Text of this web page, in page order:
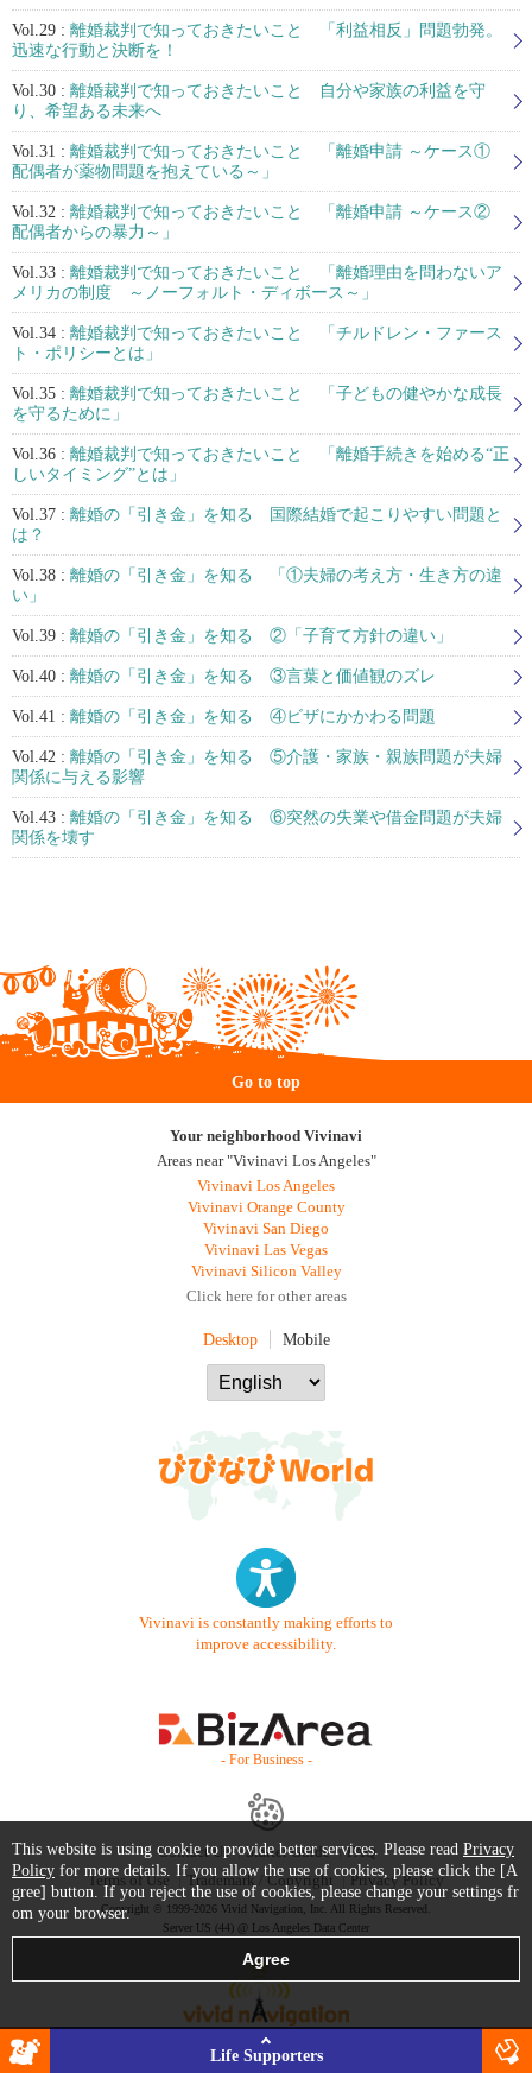
Vol.29 : 離婚裁判で知っておきたいこと 「利益相反」問題勃発。
迅速な行動と決断を！
Vol.30 : 離婚裁判で知っておきたいこと 自分や家族の利益を守
り、希望ある未来へ
Vol.31 : 離婚裁判で知っておきたいこと 「離婚申請 ～ケース①
配偶者が薬物問題を抱えている～」
Vol.32 : 離婚裁判で知っておきたいこと 「離婚申請 ～ケース②
配偶者からの暴力～」
Vol.33 : 離婚裁判で知っておきたいこと 「離婚理由を問わないア
メリカの制度 ～ノーフォルト・ディボース～」
Vol.34 : 離婚裁判で知っておきたいこと 「チルドレン・ファース
ト・ポリシーとは」
Vol.35 : 離婚裁判で知っておきたいこと 「子どもの健やかな成長
を守るために」
Vol.36 : 離婚裁判で知っておきたいこと 「離婚手続きを始める“正
しいタイミング”とは」
Vol.37 : 離婚の「引き金」を知る 国際結婚で起こりやすい問題と
は？
Vol.38 : 離婚の「引き金」を知る 「①夫婦の考え方・生き方の違
い」
Vol.39 : 離婚の「引き金」を知る ②「子育て方針の違い」
Vol.40 : 離婚の「引き金」を知る ③言葉と価値観のズレ
Vol.41 : 離婚の「引き金」を知る ④ビザにかかわる問題
Vol.42 : 離婚の「引き金」を知る ⑤介護・家族・親族問題が夫婦
関係に与える影響
Vol.43 : 離婚の「引き金」を知る ⑥突然の失業や借金問題が夫婦
関係を壊す
Go to top
Your neighborhood Vivinavi
Areas near "Vivinavi Los Angeles"
Vivinavi Los Angeles
Vivinavi Orange County
Vivinavi San Diego
Vivinavi Las Vegas
Vivinavi Silicon Valley
Click here for other areas
Desktop Mobile
Vivinavi is constantly making efforts to
improve accessibility.
- For Business -
Contact Us Starter Guide
FAQ
Terms of Use
Trademark / Copyright Privacy Policy
Copyright © 1999-2026 Vivid Navigation, Inc. All Rights Reserved.
Server US (44) @ Los Angeles Data Center
Life Supporters
This website is using cookie to provide better services. Please read Privacy
Policy for more details. If you allow the use of cookies, please click the [A
gree] button. If you reject the use of cookies, please change your settings fr
om your browser.